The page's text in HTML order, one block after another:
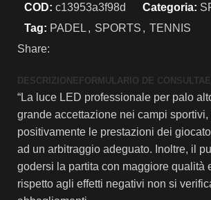
COD: c13953a3f98d Categoria:
Tag: PADEL , SPORTS , TENNIS
Share:
DESCRIZIONE FORMULARIO DE CONSULTA
“La luce LED professionale per palo
grande accettazione nei campi
positivamente le prestazioni dei
ad un arbitraggio adeguato. Inoltre, il
godersi la partita con maggiore qualità
rispetto agli effetti negativi non si